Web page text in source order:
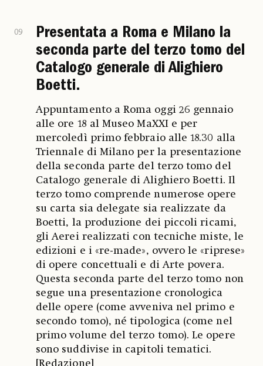
09
Presentata a Roma e Milano la
seconda parte del terzo tomo del
Catalogo generale di Alighiero
Boetti.
Appuntamento a Roma oggi 26 gennaio
alle ore 18 al Museo MaXXI e per
mercoledì primo febbraio alle 18.30 alla
Triennale di Milano per la presentazione
della seconda parte del terzo tomo del
Catalogo generale di Alighiero Boetti. Il
terzo tomo comprende numerose opere
su carta sia delegate sia realizzate da
Boetti, la produzione dei piccoli ricami,
gli Aerei realizzati con tecniche miste, le
edizioni e i «re-made», ovvero le «riprese»
di opere concettuali e di Arte povera.
Questa seconda parte del terzo tomo non
segue una presentazione cronologica
delle opere (come avveniva nel primo e
secondo tomo), né tipologica (come nel
primo volume del terzo tomo). Le opere
sono suddivise in capitoli tematici.
[Redazione]